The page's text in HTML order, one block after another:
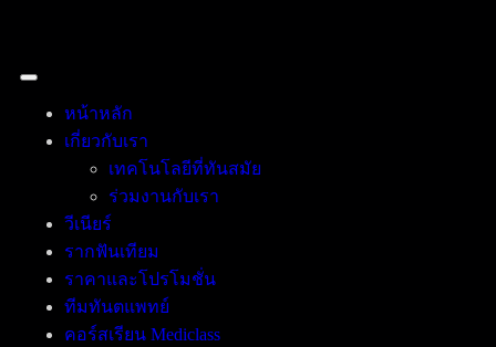
หน้าหลัก
เกี่ยวกับเรา
เทคโนโลยีที่ทันสมัย
ร่วมงานกับเรา
วีเนียร์
รากฟันเทียม
ราคาและโปรโมชั่น
ทีมทันตแพทย์
คอร์สเรียน Mediclass